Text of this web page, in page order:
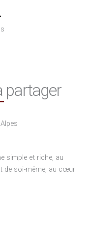
partager
simple et riche, au
de soi-même, au cœur